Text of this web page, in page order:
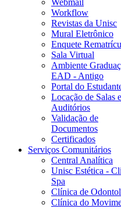
Webmail
Workflow
Revistas da Unisc
Mural Eletrônico
Enquete
Sala Virtual
Ambiente
EAD - Antigo
Portal do
Locação de Salas e
Auditórios
Validação de
Documentos
Certificados
Serviços Comunitários
Central Analítica
Unisc Estética -
Spa
Clínica de
Clínica do